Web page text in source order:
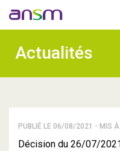
Actualités
PUBLIÉ LE 06/08/2021 - MIS
Décision du 26/07/